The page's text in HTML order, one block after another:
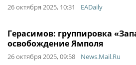
26 октября 2025, 10:31 EADaily
Герасимов: группировка
освобождение Ямполя
26 октября 2025, 09:58 News.Mail.Ru